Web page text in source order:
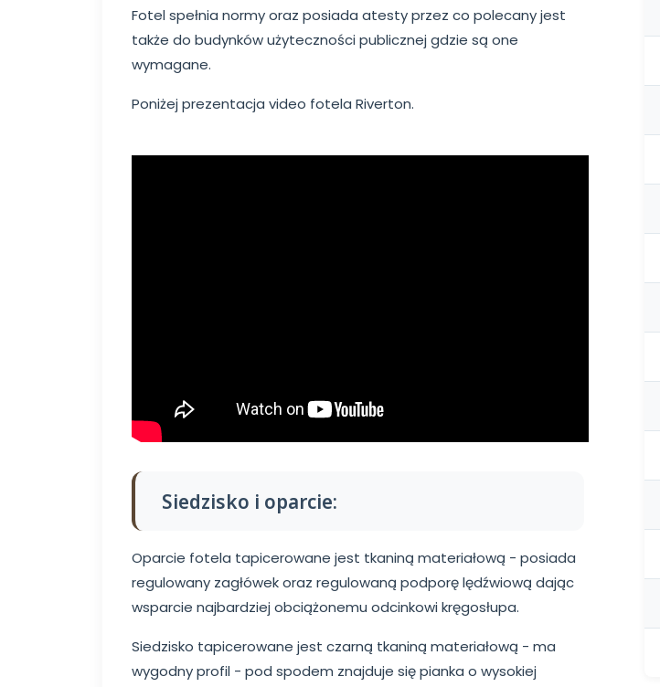
Fotel spełnia normy oraz posiada atesty przez co polecany jest
także do budynków użyteczności publicznej gdzie są one
wymagane.
Poniżej prezentacja video fotela Riverton.
Siedzisko i oparcie:
Oparcie fotela tapicerowane jest tkaniną materiałową - posiada
regulowany zagłówek oraz regulowaną podporę lędźwiową dając
wsparcie najbardziej obciążonemu odcinkowi kręgosłupa.
Siedzisko tapicerowane jest czarną tkaniną materiałową - ma
wygodny profil - pod spodem znajduje się pianka o wysokiej